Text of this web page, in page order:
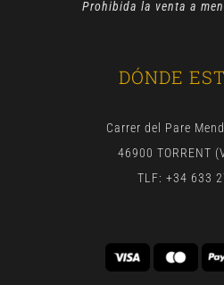
Prohibida la venta a
DÓNDE
Carrer del Pare
46900 TORRENT
TLF: +34 633